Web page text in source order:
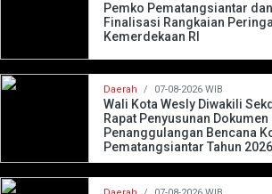
Pemko Pematangsiantar
Finalisasi Rangkaian
Kemerdekaan RI
Daerah / 07-08-2026 WIB
Wali Kota Wesly Diwakili
Rapat Penyusunan Dokumen
Penanggulangan Bencana
Pematangsiantar Tahun 2026